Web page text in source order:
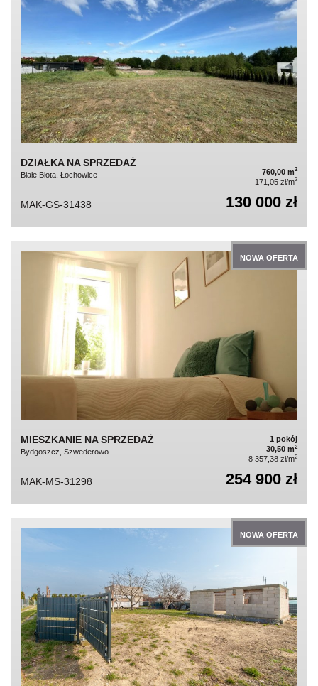
DZIAŁKA NA SPRZEDAŻ
Białe Błota, Łochowice 760,00 m2
171,05 zł/m2
MAK-GS-31438 130 000 zł
NOWA OFERTA
MIESZKANIE NA SPRZEDAŻ
Bydgoszcz, Szwederowo
1 pokój
30,50 m2
8 357,38 zł/m2
MAK-MS-31298 254 900 zł
NOWA OFERTA